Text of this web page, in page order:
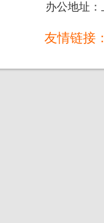
办公地址
友情链